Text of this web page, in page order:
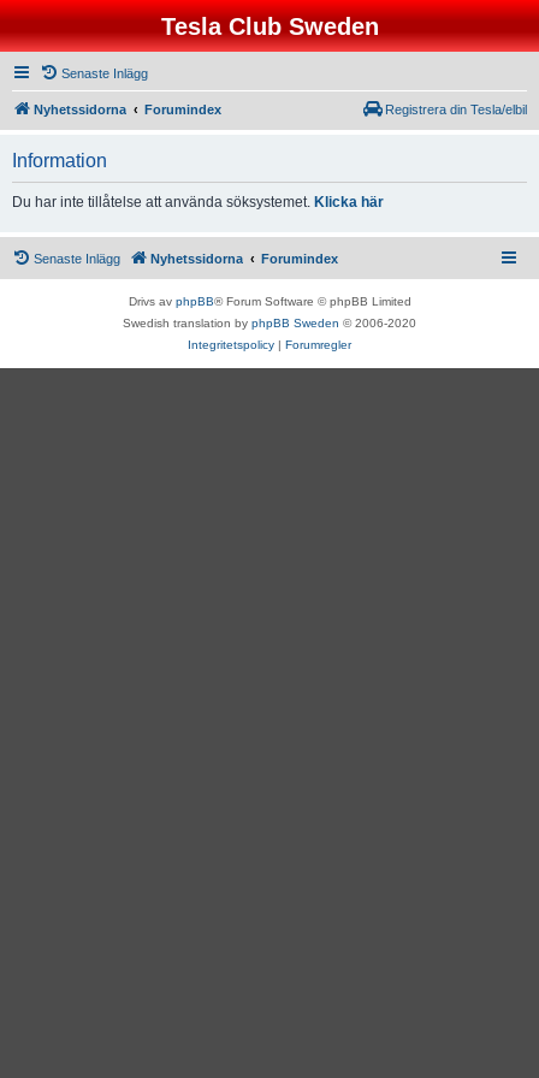
Tesla Club Sweden
Senaste Inlägg
Nyhetssidorna Forumindex Registrera din Tesla/elbil
Information
Du har inte tillåtelse att använda söksystemet. Klicka här
Senaste Inlägg Nyhetssidorna Forumindex
Drivs av phpBB® Forum Software © phpBB Limited
Swedish translation by phpBB Sweden © 2006-2020
Integritetspolicy | Forumregler